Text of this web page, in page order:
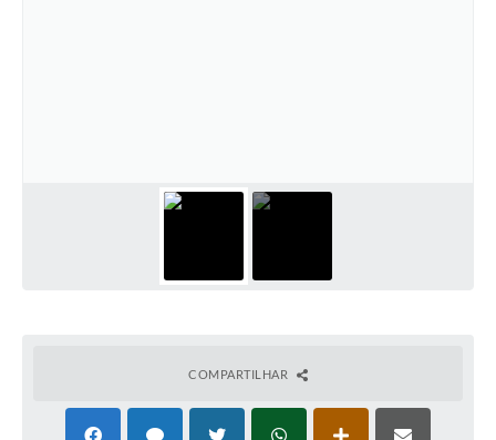
Tramitação de Processos
Vigilância Ambiental em Saúde
COPIR - Coordenadoria de Promoção de Igualdade Racial
COMPARTILHAR